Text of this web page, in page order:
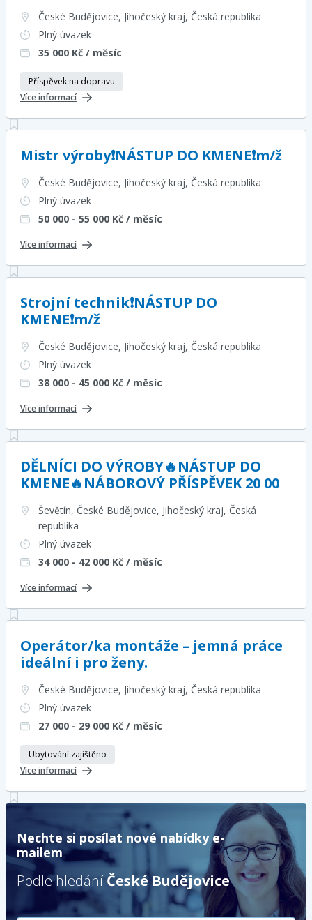
České Budějovice, Jihočeský kraj, Česká republika
Plný úvazek
35 000 Kč / měsíc
Příspěvek na dopravu
Více informací
Mistr výroby❗NÁSTUP DO KMENE❗m/ž
České Budějovice, Jihočeský kraj, Česká republika
Plný úvazek
50 000 - 55 000 Kč / měsíc
Více informací
Strojní technik❗NÁSTUP DO
KMENE❗m/ž
České Budějovice, Jihočeský kraj, Česká republika
Plný úvazek
38 000 - 45 000 Kč / měsíc
Více informací
DĚLNÍCI DO VÝROBY🔥NÁSTUP DO
KMENE🔥NÁBOROVÝ PŘÍSPĚVEK 20 00
Ševětín, České Budějovice, Jihočeský kraj, Česká
republika
Plný úvazek
34 000 - 42 000 Kč / měsíc
Více informací
Operátor/ka montáže – jemná práce
ideální i pro ženy.
České Budějovice, Jihočeský kraj, Česká republika
Plný úvazek
27 000 - 29 000 Kč / měsíc
Ubytování zajištěno
Více informací
Nechte si posílat nové nabídky e-
mailem
Podle hledání České Budějovice